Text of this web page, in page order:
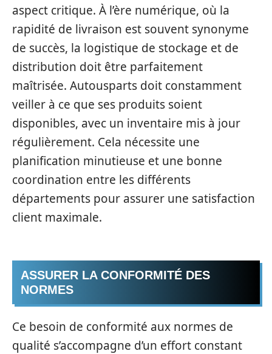
aspect critique. À l’ère numérique, où la
rapidité de livraison est souvent synonyme
de succès, la logistique de stockage et de
distribution doit être parfaitement
maîtrisée. Autousparts doit constamment
veiller à ce que ses produits soient
disponibles, avec un inventaire mis à jour
régulièrement. Cela nécessite une
planification minutieuse et une bonne
coordination entre les différents
départements pour assurer une satisfaction
client maximale.
ASSURER LA CONFORMITÉ DES
NORMES
Ce besoin de conformité aux normes de
qualité s’accompagne d’un effort constant